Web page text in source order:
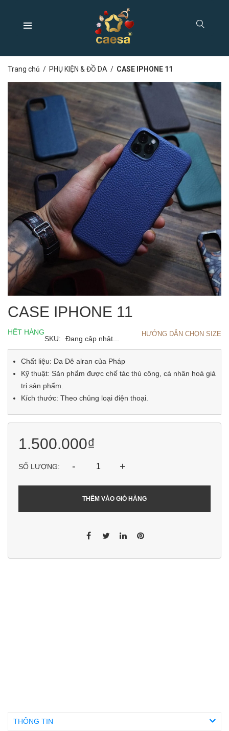
Trang chủ / PHỤ KIỆN & ĐỒ DA / CASE IPHONE 11
CASE IPHONE 11
HẾT HÀNG HƯỚNG DẪN CHỌN SIZE
SKU: Đang cập nhật...
Chất liệu: Da Dê alran của Pháp
Kỹ thuật: Sản phẩm được chế tác thủ công, cá nhân hoá giá
trị sản phẩm.
Kích thước: Theo chủng loại điện thoại.
1.500.000₫
SỐ LƯỢNG: - +
THÊM VÀO GIỎ HÀNG
THÔNG TIN